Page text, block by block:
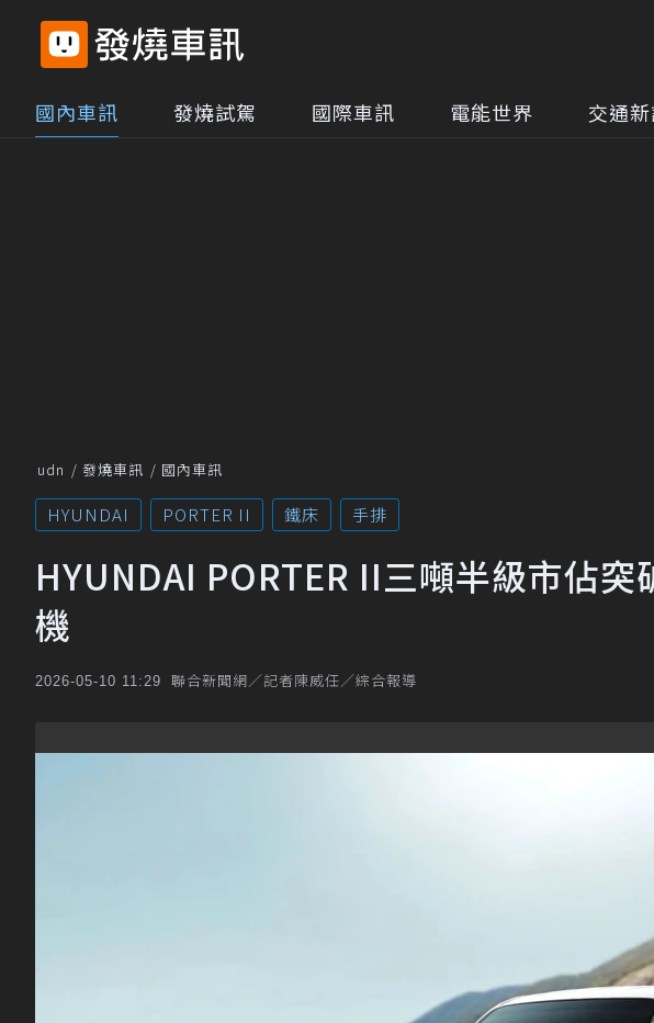
國內車訊 發燒試駕 國際車訊 電能世界 交通
udn 發燒車訊 國內車訊
HYUNDAI PORTER II 鐵床 手排
HYUNDAI PORTER II三噸半級市佔
機
2026-05-10 11:29 聯合新聞網／記者陳威任／綜合報導